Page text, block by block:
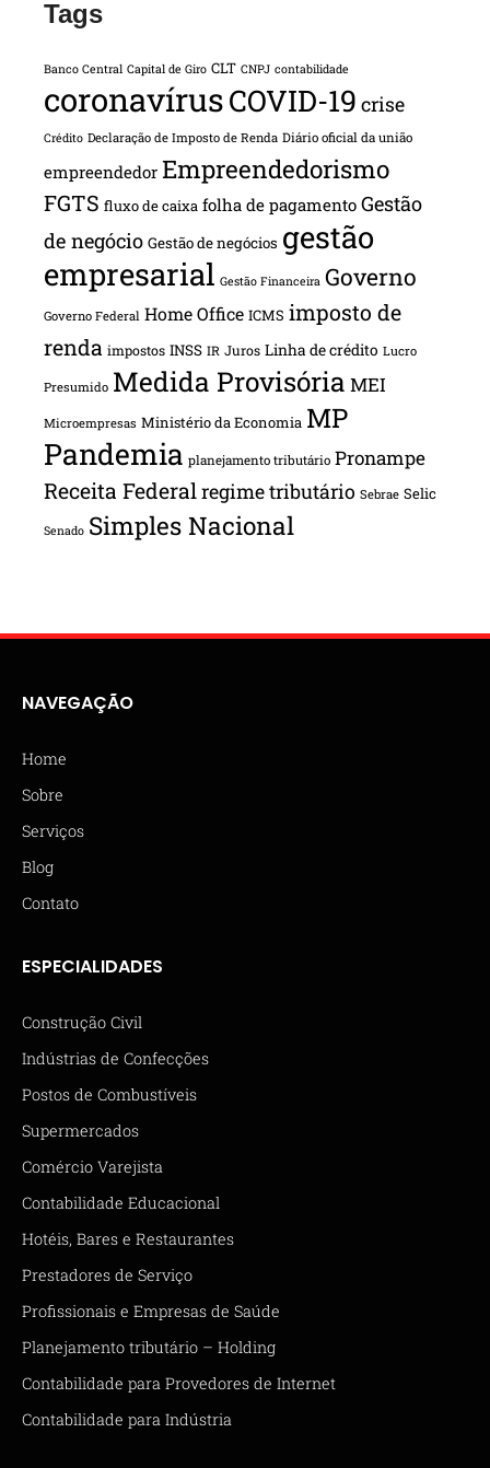
Tags
Banco Central Capital de Giro CLT CNPJ contabilidade
coronavírusCOVID-19 crise
Crédito Declaração de Imposto de Renda Diário oficial da união
empreendedor Empreendedorismo
FGTS fluxo de caixa folha de pagamento Gestão
de negócio Gestão de negócios gestão
empresarial Gestão Financeira Governo
Governo Federal Home Office ICMS imposto de
renda impostos INSS IR Juros Linha de crédito Lucro
Presumido Medida Provisória MEI
Microempresas Ministério da Economia MP
Pandemia planejamento tributário Pronampe
Receita Federalregime tributário Sebrae Selic
Senado Simples Nacional
NAVEGAÇÃO
Home
Sobre
Serviços
Blog
Contato
ESPECIALIDADES
Construção Civil
Indústrias de Confecções
Postos de Combustíveis
Supermercados
Comércio Varejista
Contabilidade Educacional
Hotéis, Bares e Restaurantes
Prestadores de Serviço
Profissionais e Empresas de Saúde
Planejamento tributário – Holding
Contabilidade para Provedores de Internet
Contabilidade para Indústria